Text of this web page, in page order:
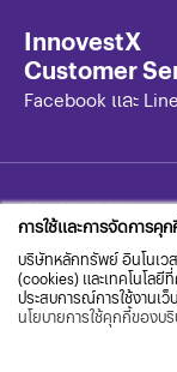
InnovestX
Customer
Facebook และ
InnovestX
ครบทุกเรื่องทั้งเค
FOLLOW US ON
การใช้และการจัดการคุก
บริษัทหลักทรัพย์ อินโนเวส
(cookies) และเทคโนโล
ประสบการณ์การใช้งานเ
นโยบายการใช้คุกกี้ของบ